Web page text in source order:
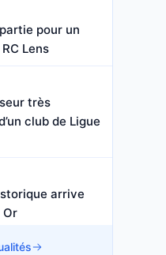
pour un
Lens
très
club de Ligue
arrive
Or